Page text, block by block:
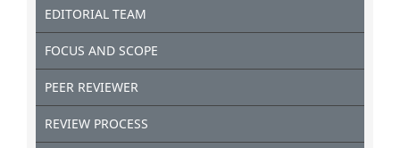
EDITORIAL TEAM
FOCUS AND SCOPE
PEER REVIEWER
REVIEW PROCESS